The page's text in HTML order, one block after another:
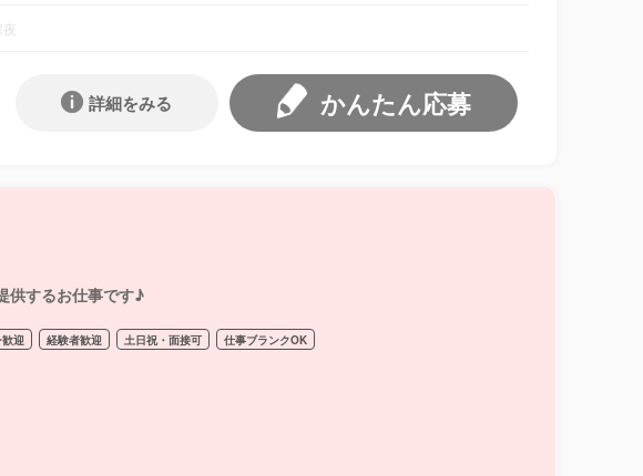
かんたん応募
詳細をみる
供するお仕事です♪
迎 経験者歓迎 土日祝・面接可 仕事ブランクOK